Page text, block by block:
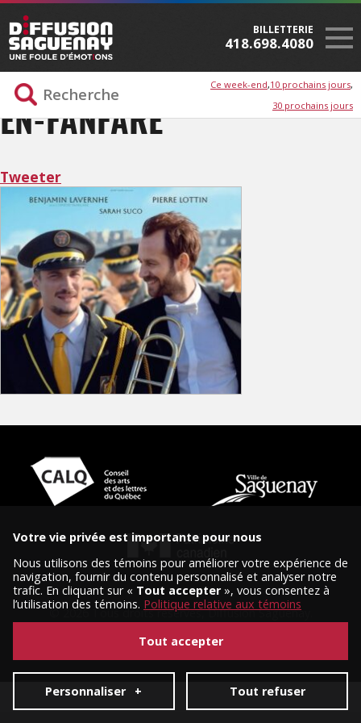
BILLETTERIE
418.698.4080
Ce week-end 10 prochains jours
30 prochains jours
EN-FANFARE
Tweeter
© 2026 Tous droits réservés, Diffusion Saguenay.
Conception et réalisation :Nubee|Mes préférences cookies
Votre vie privée est importante pour nous
Nous utilisons des témoins pour améliorer votre expérience de
navigation, fournir du contenu personnalisé et analyser notre
trafic. En cliquant sur « Tout accepter», vous consentez à
l’utilisation des témoins. Politique relative aux témoins
Personnaliser + Tout refuser
Tout accepter